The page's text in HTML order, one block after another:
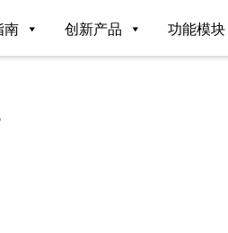
南 创新产品 功能模块